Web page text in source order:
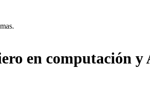
en computación y